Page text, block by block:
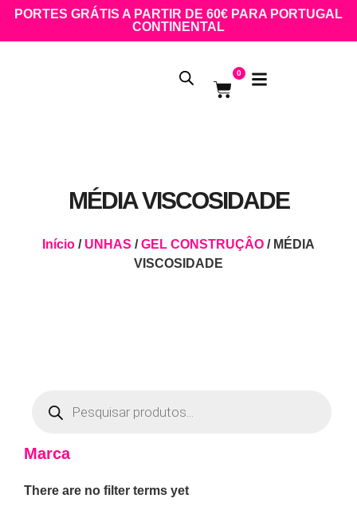
PORTES GRÁTIS A PARTIR DE 60€ PARA PORTUGAL
CONTINENTAL
0
MÉDIA VISCOSIDADE
Início / UNHAS /GEL CONSTRUÇÂO / MÉDIA
VISCOSIDADE
Marca
There are no filter terms yet